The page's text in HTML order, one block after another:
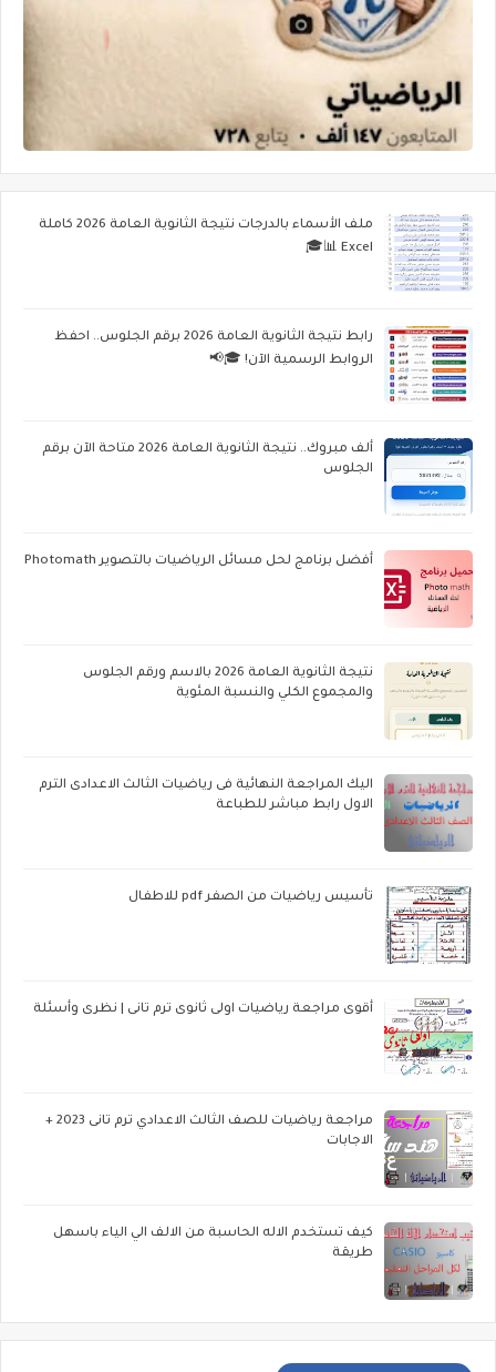
ملف الأسماء بالدرجات نتيجة الثانوية العامة 2026 كاملة
Excel 📊🎓
رابط نتيجة الثانوية العامة 2026 برقم الجلوس.. احفظ
الروابط الرسمية الآن! 🎓📢
ألف مبروك.. نتيجة الثانوية العامة 2026 متاحة الآن برقم
الجلوس
أفضل برنامج لحل مسائل الرياضيات بالتصوير Photomath
نتيجة الثانوية العامة 2026 بالاسم ورقم الجلوس
والمجموع الكلي والنسبة المئوية
اليك المراجعة النهائية فى رياضيات الثالث الاعدادى الترم
الاول رابط مباشر للطباعة
تأسيس رياضيات من الصفر pdf للاطفال
أقوى مراجعة رياضيات اولى ثانوى ترم تانى | نظرى وأسئلة
مراجعة رياضيات للصف الثالث الاعدادي ترم تانى 2023 +
الاجابات
كيف تستخدم الاله الحاسبة من الالف الي الياء باسهل
طريقة